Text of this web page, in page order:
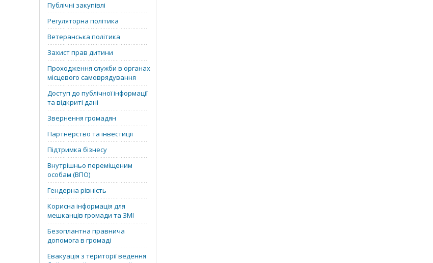
Публічні закупівлі
Регуляторна політика
Ветеранська політика
Захист прав дитини
Проходження служби в органах
місцевого самоврядування
Доступ до публічної інформації
та відкриті дані
Звернення громадян
Партнерство та інвестиції
Підтримка бізнесу
Внутрішньо переміщеним
особам (ВПО)
Гендерна рівність
Корисна інформація для
мешканців громади та ЗМІ
Безоплантна правнича
допомога в громаді
Евакуація з території ведення